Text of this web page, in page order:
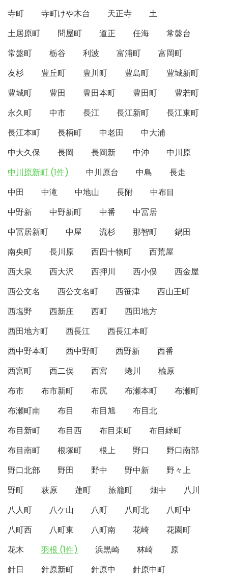
寺町
寺町けや木台 天正寺
土
土居原町
問屋町 道正 任海
常盤台
常盤町
栃谷 利波 富浦町
富岡町
友杉
豊丘町 豊川町 豊島町
豊城新町
豊城町
豊田 豊田本町 豊田町
豊若町
永久町
中市 長江 長江新町
長江東町
長江本町
長柄町 中老田
中大浦
中大久保
長岡 長岡新 中沖
中川原
中川原新町 (1件)
中川原台 中島
長走
中田
中滝 中地山 長附
中布目
中野新
中野新町 中番
中冨居
中冨居新町
中屋 流杉 那智町
鍋田
南央町
長川原 西四十物町
西荒屋
西大泉
西大沢 西押川 西小俣
西金屋
西公文名
西公文名町 西笹津
西山王町
西塩野
西新庄 西町
西田地方
西田地方町
西長江
西長江本町
西中野本町
西中野町 西野新
西番
西宮町
西二俣 西宮 蜷川
楡原
布市
布市新町 布尻 布瀬本町
布瀬町
布瀬町南
布目 布目旭
布目北
布目新町
布目西 布目東町
布目緑町
布目南町
根塚町 根上 野口
野口南部
野口北部
野田 野中 野中新
野々上
野町
萩原 蓮町 旅籠町 畑中
八川
八人町
八ケ山 八町 八町北
八町中
八町西
八町東 八町南 花崎
花園町
花木
羽根 (1件) 浜黒崎 林崎
原
針日
針原新町 針原中 針原中町